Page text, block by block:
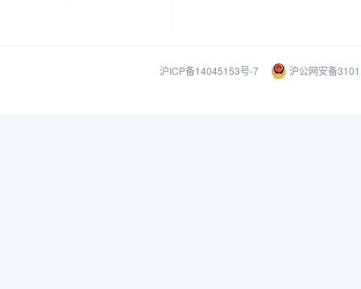
沪ICP备14045153号-7 沪公网安备